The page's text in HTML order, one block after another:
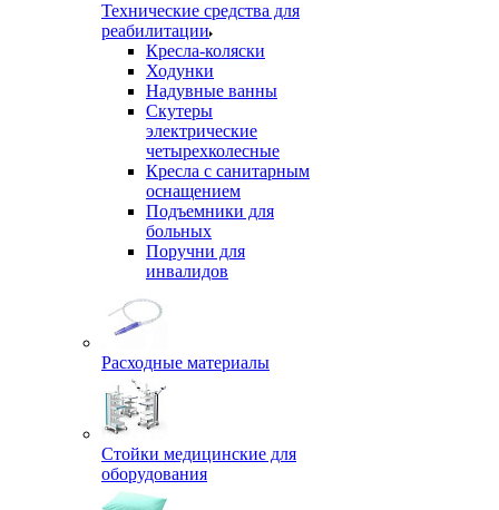
Технические средства для
реабилитации
Кресла-коляски
Ходунки
Надувные ванны
Скутеры
электрические
четырехколесные
Кресла с санитарным
оснащением
Подъемники для
больных
Поручни для
инвалидов
Расходные материалы
Стойки медицинские для
оборудования